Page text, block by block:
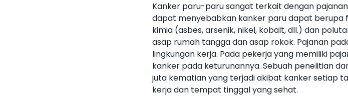
Kanker paru-paru sangat terkait dengan
dapat menyebabkan kanker paru dapat berupa
kimia (asbes, arsenik, nikel, kobalt, dll.) dan
asap rumah tangga dan asap rokok. Pajanan
lingkungan kerja. Pada pekerja yang memiliki
kanker pada keturunannya. Sebuah penelitian
juta kematian yang terjadi akibat kanker setiap
kerja dan tempat tinggal yang sehat.